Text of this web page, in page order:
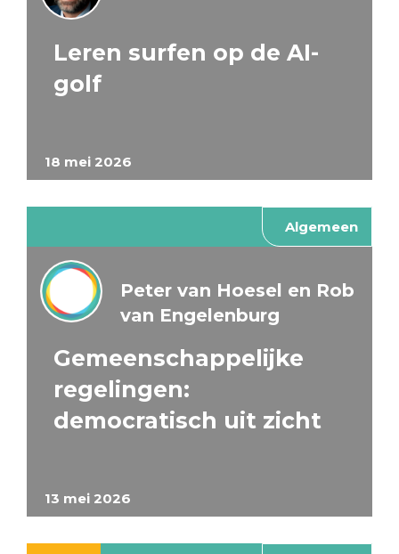
18 mei 2026
Leren surfen op de AI-
golf
Algemeen
13 mei 2026
Peter van Hoesel en Rob
van Engelenburg
Gemeenschappelijke
regelingen:
democratisch uit zicht